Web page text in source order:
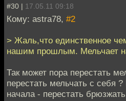
#30 | 17.05.11 09:18
Кому: astra78, #2
> Жаль,что единственное
нашим прошлым. Мельчает
Так может пора перестать
перестать мельчать с себя
начала - перестать